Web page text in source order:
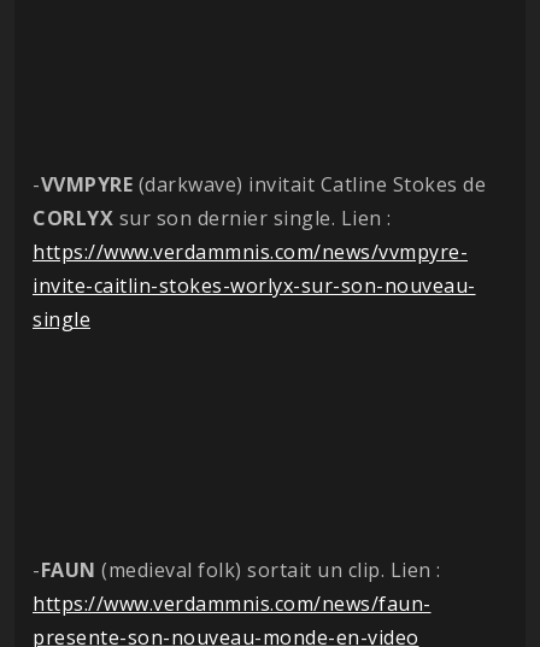
-VVMPYRE (darkwave) invitait Catline Stokes de
CORLYX sur son dernier single. Lien :
https://www.verdammnis.com/news/vvmpyre-
invite-caitlin-stokes-worlyx-sur-son-nouveau-
single
-FAUN (medieval folk) sortait un clip. Lien :
https://www.verdammnis.com/news/faun-
presente-son-nouveau-monde-en-video